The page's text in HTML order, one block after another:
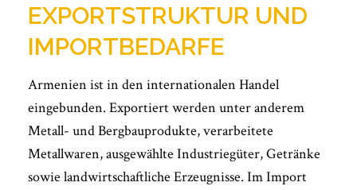
XPORTSTRUKTUR UND I
MPORTBEDARFE
Armenien ist in den internationalen Handel
eingebunden. Exportiert werden unter anderem
Metall- und Bergbauprodukte, verarbeitete
Metallwaren, ausgewählte Industriegüter, Getränke
sowie landwirtschaftliche Erzeugnisse. Im Import